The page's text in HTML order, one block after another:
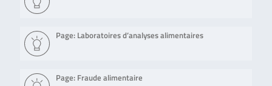
Page: Laboratoires d’analyses alimentaires
Page: Fraude alimentaire